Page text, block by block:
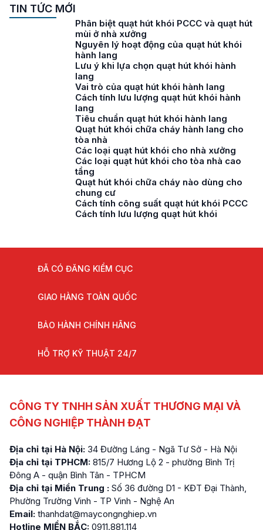
TIN TỨC MỚI
Phân biệt quạt hút khói PCCC và quạt hút
mùi ở nhà xưởng
Nguyên lý hoạt động của quạt hút khói
hành lang
Lưu ý khi lựa chọn quạt hút khói hành
lang
Vai trò của quạt hút khói hành lang
Cách tính lưu lượng quạt hút khói hành
lang
Tiêu chuẩn quạt hút khói hành lang
Quạt hút khói chữa cháy hành lang cho
tòa nhà
Các loại quạt hút khói cho nhà xưởng
Các loại quạt hút khói cho tòa nhà cao
tầng
Quạt hút khói chữa cháy nào dùng cho
chung cư
Cách tính công suất quạt hút khói PCCC
Cách tính lưu lượng quạt hút khói
ĐÃ CÓ ĐĂNG KIỂM CỤC
GIAO HÀNG TOÀN QUỐC
BẢO HÀNH CHÍNH HÃNG
HỖ TRỢ KỸ THUẬT 24/7
CÔNG TY TNHH SẢN XUẤT THƯƠNG MẠI VÀ
CÔNG NGHIỆP THÀNH ĐẠT
Địa chỉ tại Hà Nội: 34 Đường Láng - Ngã Tư Sở - Hà Nội
Địa chỉ tại TPHCM: 815/7 Hương Lộ 2 - phường Bình Trị
Đông A - quận Bình Tân - TPHCM
Địa chỉ tại Miền Trung : Số 36 đường D1 - KĐT Đại Thành,
Phường Trường Vinh - TP Vinh - Nghệ An
Email: thanhdat@maycongnghiep.vn
Hotline MIỀN BẮC: 0911.881.114